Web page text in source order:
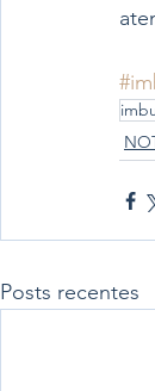
Posts recentes